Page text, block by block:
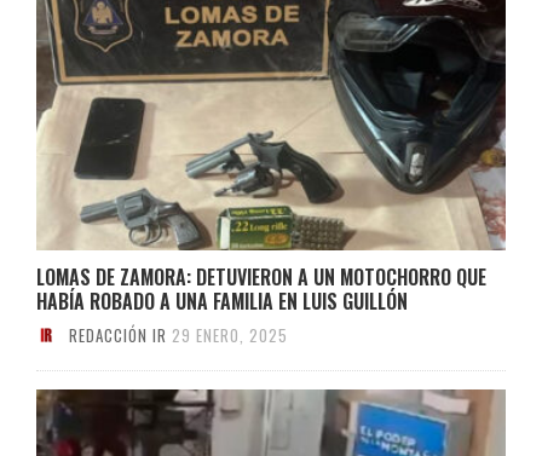
LOMAS DE ZAMORA: DETUVIERON A UN MOTOCHORRO QUE
HABÍA ROBADO A UNA FAMILIA EN LUIS GUILLÓN
REDACCIÓN IR 29 ENERO, 2025